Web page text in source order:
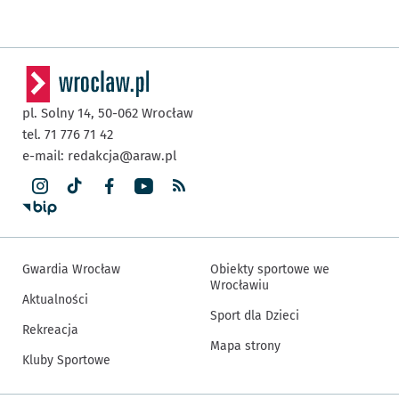
pl. Solny 14, 50-062 Wrocław
tel. 71 776 71 42
e-mail: redakcja@araw.pl
Gwardia Wrocław
Aktualności
Rekreacja
Kluby Sportowe
Obiekty sportowe we
Wrocławiu
Sport dla Dzieci
Mapa strony